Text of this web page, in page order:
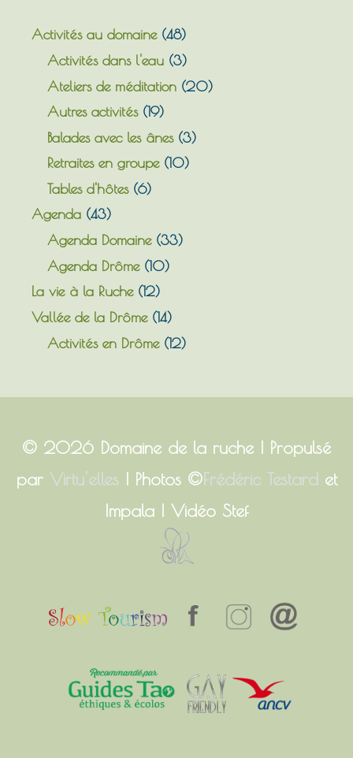
Activités au domaine(48)
Activités dans l'eau (3)
Ateliers de méditation (20)
Autres activités(19)
Balades avec les ânes(3)
Retraites en groupe(10)
Tables d'hôtes(6)
Agenda (43)
Agenda Domaine(33)
Agenda Drôme(10)
La vie à la Ruche(12)
Vallée de la Drôme(14)
Activités en Drôme(12)
© 2026 Domaine de la ruche | Propulsé
par Virtu'elles| Photos ©Frédéric Testardet
Impala | Vidéo Stef